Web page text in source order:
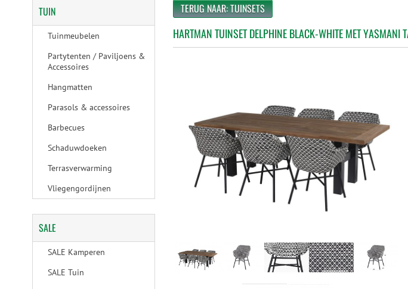
TERUG NAAR: TUINSETS
HARTMAN TUINSET DELPHINE BLACK-WHITE MET YASMANI
TUIN
Tuinmeubelen
Partytenten / Paviljoens &
Accessoires
Hangmatten
Parasols & accessoires
Barbecues
Schaduwdoeken
Terrasverwarming
Vliegengordijnen
SALE
SALE Kamperen
SALE Tuin